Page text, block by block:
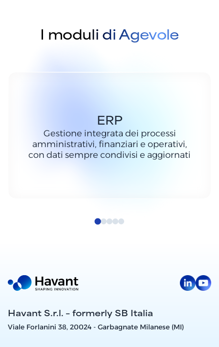
I moduli di Agevole
ERP
Gestione integrata dei processi
amministrativi, finanziari e operativi,
con dati sempre condivisi e aggiornati
Havant S.r.l. – formerly SB Italia
Viale Forlanini 38, 20024 - Garbagnate Milanese (MI)